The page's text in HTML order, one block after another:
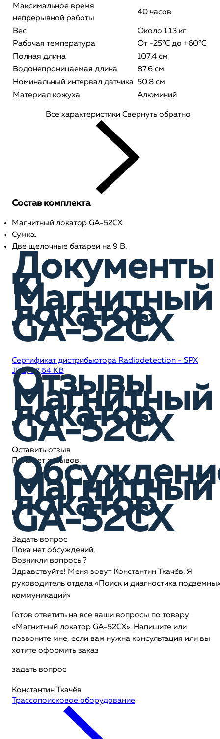
Максимальное время
непрерывной работы
40 часов
Вес
Около 1.13 кг
Рабочая температура
От -25°C до +60°C
Полная длина
107.4 см
Водонепроницаемая длина
87.6 см
Номинальный интервал датчика 50.8 см
Материал кожуха
Алюминий
Все характеристики Свернуть обратно
Состав комплекта
Магнитный локатор GA-52CХ.
Сумка.
Две щелочные батареи на 9 В.
Документы
к
Магнитный
локатор
GA-52CX
Сертификат дистрибьютора Radiodetection - SPX
JPG, 87,64 KB
Отзывы
Магнитный
локатор
GA-52CX
Оставить отзыв
Пока нет отзывов.
Магнитный
локатор
GA-52CX
Задать вопрос
Пока нет обсуждений.
Возникли вопросы?
Здравствуйте! Меня зовут Константин Ткачёв. Я
руководитель отдела «Поиск и диагностика
коммуникаций»
Готов ответить на все ваши вопросы по товару
«Магнитный локатор GA-52CX». Напишите или
позвоните мне, если вам нужна консультация или вы
хотите оформить заказ
задать вопрос
Константин Ткачёв
Трассопоисковое оборудование